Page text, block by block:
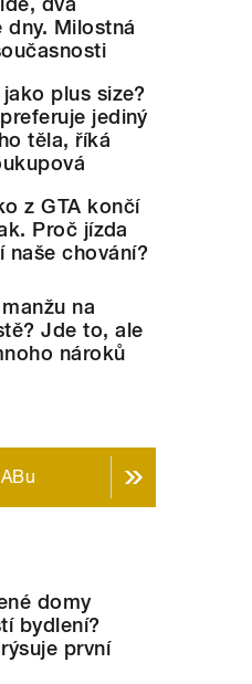
dny. Milostná
plus size?
jediný
těla, říká
z GTA končí
Proč jízda
naše chování?
na
Jde to, ale
nároků
domy
bydlení?
první